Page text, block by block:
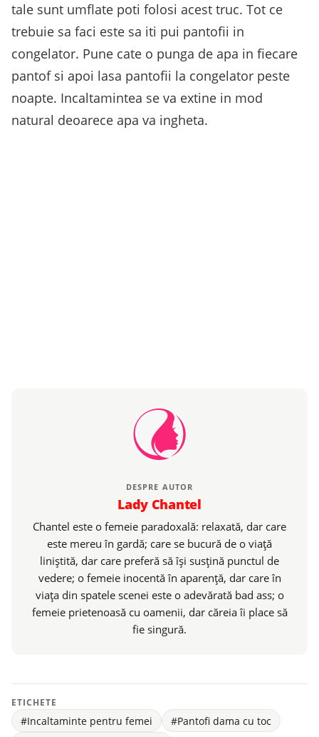
tale sunt umflate poti folosi acest truc. Tot ce
trebuie sa faci este sa iti pui pantofii in
congelator. Pune cate o punga de apa in fiecare
pantof si apoi lasa pantofii la congelator peste
noapte. Incaltamintea se va extine in mod
natural deoarece apa va ingheta.
DESPRE AUTOR
Lady Chantel
Chantel este o femeie paradoxală: relaxată, dar care
este mereu în gardă; care se bucură de o viaţă
liniştită, dar care preferă să îşi susţină punctul de
vedere; o femeie inocentă în aparenţă, dar care în
viaţa din spatele scenei este o adevărată bad ass; o
femeie prietenoasă cu oamenii, dar căreia îi place să
fie singură.
ETICHETE
#Incaltaminte pentru femei #Pantofi dama cu toc